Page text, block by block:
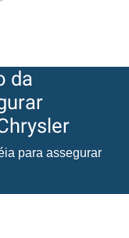
da
para assegurar